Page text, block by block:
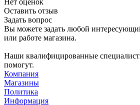
Нет оценок
Оставить отзыв
Задать вопрос
Вы можете задать любой
или работе магазина.
Наши квалифицированные
помогут.
Компания
Магазины
Политика
Информация